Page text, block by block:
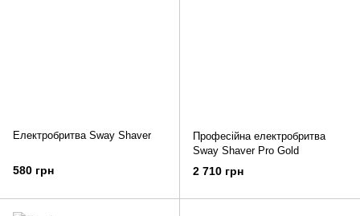
Електробритва Sway Shaver
580 грн
Професійна електробритва
Sway Shaver Pro Gold
2 710 грн